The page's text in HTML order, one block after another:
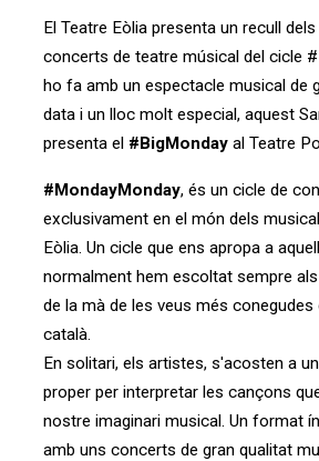
El Teatre Eòlia presenta un recull
concerts de teatre músical del cicle
ho fa amb un espectacle musical de
data i un lloc molt especial, aquest
presenta el #BigMonday al Teatre
#MondayMonday, és un cicle de
exclusivament en el món dels
Eòlia. Un cicle que ens apropa a
normalment hem escoltat sempre
de la mà de les veus més conegudes
català.
En solitari, els artistes, s'acosten a
proper per interpretar les cançons
nostre imaginari musical. Un format
amb uns concerts de gran qualitat